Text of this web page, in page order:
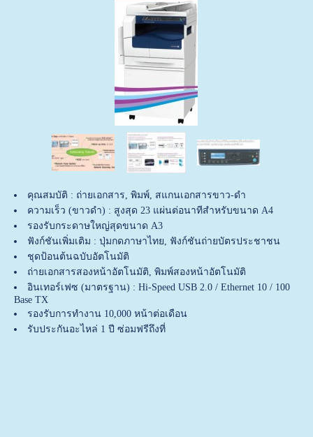
คุณสมบัติ : ถ่ายเอกสาร, พิมพ์, สแกนเอกสารขาว-ดำ
ความเร็ว (ขาวดำ) : สูงสุด 23 แผ่นต่อนาทีสำหรับขนาด A4
รองรับกระดาษใหญ่สุดขนาด A3
ฟังก์ชันเพิ่มเติม : ปุ่มกดภาษาไทย, ฟังก์ชันถ่ายบัตรประชาชน
ชุดป้อนต้นฉบับอัตโนมัติ
ถ่ายเอกสารสองหน้าอัตโนมัติ, พิมพ์สองหน้าอัตโนมัติ
อินเทอร์เฟซ (มาตรฐาน) : Hi-Speed USB 2.0 / Ethernet 10 / 100
Base TX
รองรับการทำงาน 10,000 หน้าต่อเดือน
รับประกันอะไหล่ 1 ปี ซ่อมฟรีถึงที่